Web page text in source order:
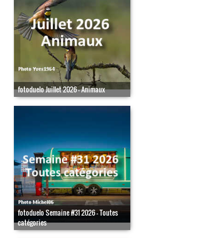
fotoduelo Juillet 2026 - Animaux
fotoduelo Semaine #31 2026 - Toutes
catégories